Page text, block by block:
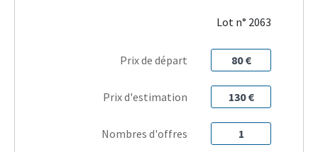
Lot n° 2063
Prix de départ 80 €
Prix d'estimation 130 €
Nombres d'offres 1